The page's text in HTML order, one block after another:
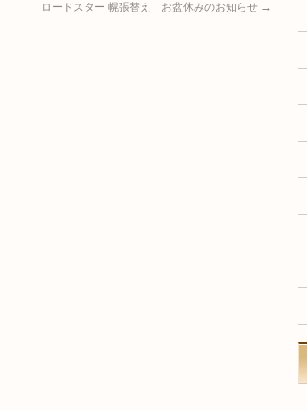
ロードスター 幌張替え お盆休みのお知らせ →